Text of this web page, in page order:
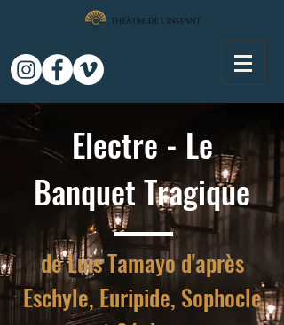
Electre - Le
Banquet Tragique
de Luis Tamayo d'après
Eschyle, Euripide, Sophocle